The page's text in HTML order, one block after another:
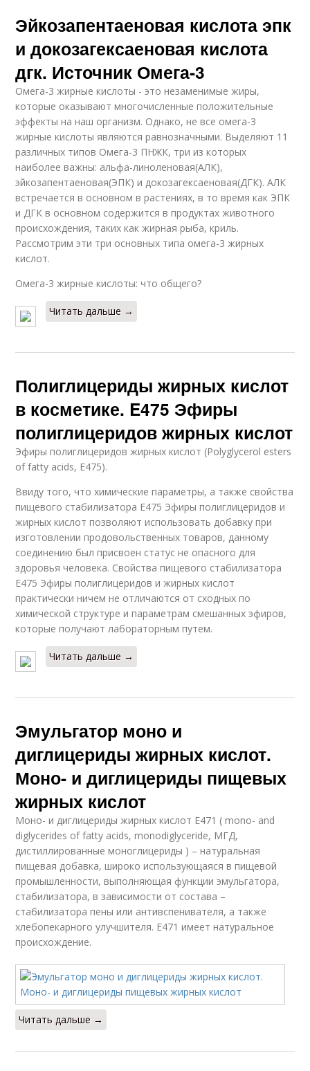
Эйкозапентаеновая кислота эпк
и докозагексаеновая кислота
дгк. Источник Омега-3
Омега-3 жирные кислоты - это незаменимые жиры,
которые оказывают многочисленные положительные
эффекты на наш организм. Однако, не все омега-3
жирные кислоты являются равнозначными. Выделяют 11
различных типов Омега-3 ПНЖК, три из которых
наиболее важны: альфа-линоленовая(АЛК),
эйкозапентаеновая(ЭПК) и докозагексаеновая(ДГК). АЛК
встречается в основном в растениях, в то время как ЭПК
и ДГК в основном содержится в продуктах животного
происхождения, таких как жирная рыба, криль.
Рассмотрим эти три основных типа омега-3 жирных
кислот.
Омега-3 жирные кислоты: что общего?
Читать дальше →
Полиглицериды жирных кислот
в косметике. E475 Эфиры
полиглицеридов жирных кислот
Эфиры полиглицеридов жирных кислот (Polyglycerol esters
of fatty acids, E475).
Ввиду того, что химические параметры, а также свойства
пищевого стабилизатора Е475 Эфиры полиглицеридов и
жирных кислот позволяют использовать добавку при
изготовлении продовольственных товаров, данному
соединению был присвоен статус не опасного для
здоровья человека. Свойства пищевого стабилизатора
Е475 Эфиры полиглицеридов и жирных кислот
практически ничем не отличаются от сходных по
химической структуре и параметрам смешанных эфиров,
которые получают лабораторным путем.
Читать дальше →
Эмульгатор моно и
диглицериды жирных кислот.
Моно- и диглицериды пищевых
жирных кислот
Моно- и диглицериды жирных кислот Е471 ( mono- and
diglycerides of fatty acids, monodiglyceride, МГД,
дистиллированные моноглицериды ) – натуральная
пищевая добавка, широко использующаяся в пищевой
промышленности, выполняющая функции эмульгатора,
стабилизатора, в зависимости от состава –
стабилизатора пены или антивспенивателя, а также
хлебопекарного улучшителя. Е471 имеет натуральное
происхождение.
Читать дальше →